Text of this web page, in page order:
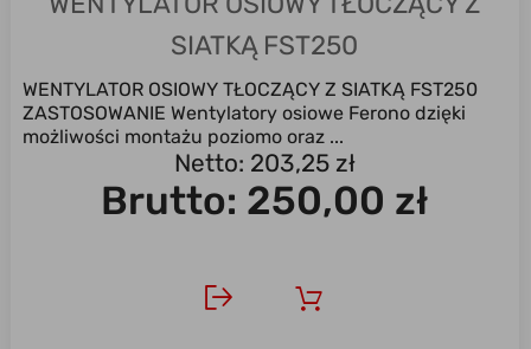
SIATKĄ FST250
WENTYLATOR OSIOWY TŁOCZĄCY Z SIATKĄ FST250
ZASTOSOWANIE Wentylatory osiowe Ferono dzięki
możliwości montażu poziomo oraz ...
Netto: 203,25 zł
Brutto: 250,00 zł